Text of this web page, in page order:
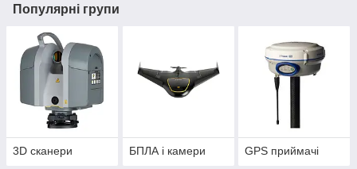
Популярні групи
3D сканери БПЛА і камери GPS приймачі